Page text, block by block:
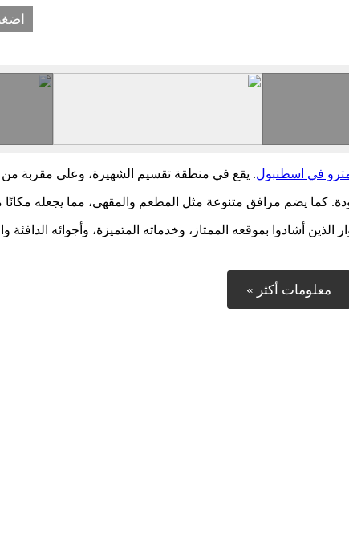
في اسطنبول. يقع في منطقة تقسيم الشهيرة، وعلى مقربة من
كما يضم مرافق متنوعة مثل المطعم والمقهى، مما يجعله مكانًا
أشادوا بموقعه الممتاز، وخدماته المتميزة، وأجوائه الدافئة
معلومات أكثر »